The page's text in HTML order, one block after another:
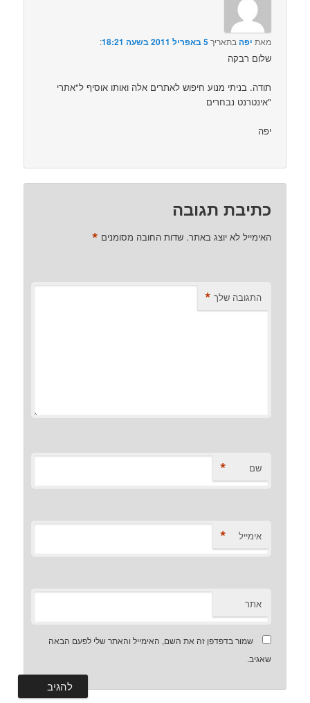
מאת יפה בתאריך5 באפריל 2011 בשעה 18:21 :‏
שלום רבקה
תודה. בניתי מנוע חיפוש לאתרים אלה ואותו אוסיף ל"אתרי
אינטרנט נבחרים"
יפה
כתיבת תגובה
האימייל לא יוצג באתר. שדות החובה מסומנים *
התגובה שלך *
שם *
אימייל *
אתר
שמור בדפדפן זה את השם, האימייל והאתר שלי לפעם הבאה
שאגיב.